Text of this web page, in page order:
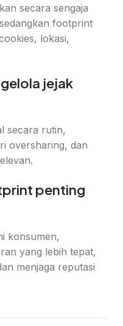
secara sengaja
footprint
lokasi,
jejak
secara rutin,
oversharing, dan
penting
konsumen,
yang lebih tepat,
menjaga reputasi